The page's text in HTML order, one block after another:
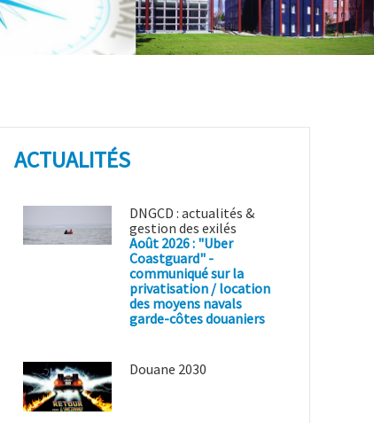
ACTUALITÉS
DNGCD : actualités &
gestion des exilés
Août 2026 : "Uber
Coastguard" -
communiqué sur la
privatisation / location
des moyens navals
garde-côtes douaniers
Douane 2030